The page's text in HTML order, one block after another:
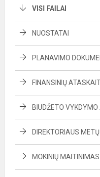
VISI FAILAI
NUOSTATAI
PLANAVIMO
FINANSINIŲ
BIUDŽETO
DIREKTORIAUS
MOKINIŲ MAITINIMAS